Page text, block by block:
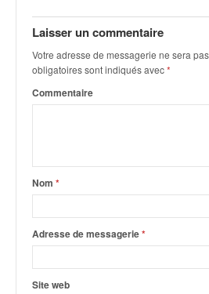
Laisser un commentaire
Votre adresse de messagerie ne sera
obligatoires sont indiqués avec*
Commentaire
Nom *
Adresse de messagerie*
Site web